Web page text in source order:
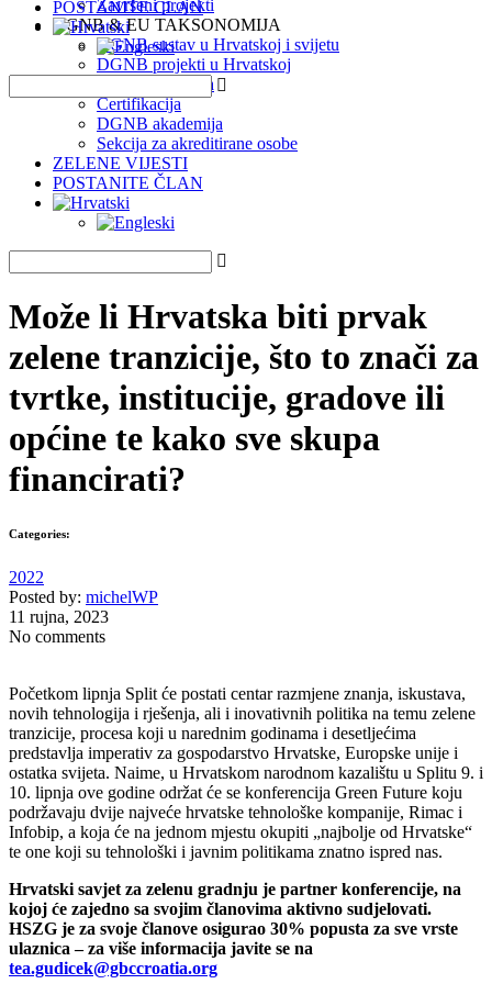
Završeni projekti
DGNB & EU TAKSONOMIJA
DGNB sustav u Hrvatskoj i svijetu
DGNB projekti u Hrvatskoj
EU Taksonomija
Certifikacija
DGNB akademija
Sekcija za akreditirane osobe
ZELENE VIJESTI
POSTANITE ČLAN
POSTANITE ČLAN
Može li Hrvatska biti prvak
zelene tranzicije, što to znači za
tvrtke, institucije, gradove ili
općine te kako sve skupa
financirati?
Categories:
2022
Posted by: michelWP
11 rujna, 2023
No comments
Početkom lipnja Split će postati centar razmjene znanja, iskustava,
novih tehnologija i rješenja, ali i inovativnih politika na temu zelene
tranzicije, procesa koji u narednim godinama i desetljećima
predstavlja imperativ za gospodarstvo Hrvatske, Europske unije i
ostatka svijeta. Naime, u Hrvatskom narodnom kazalištu u Splitu 9. i
10. lipnja ove godine održat će se konferencija Green Future koju
podržavaju dvije najveće hrvatske tehnološke kompanije, Rimac i
Infobip, a koja će na jednom mjestu okupiti „najbolje od Hrvatske“
te one koji su tehnološki i javnim politikama znatno ispred nas.
Hrvatski savjet za zelenu gradnju je partner konferencije, na
kojoj će zajedno sa svojim članovima aktivno sudjelovati.
HSZG je za svoje članove osigurao 30% popusta za sve vrste
ulaznica – za više informacija javite se na
tea.gudicek@gbccroatia.org